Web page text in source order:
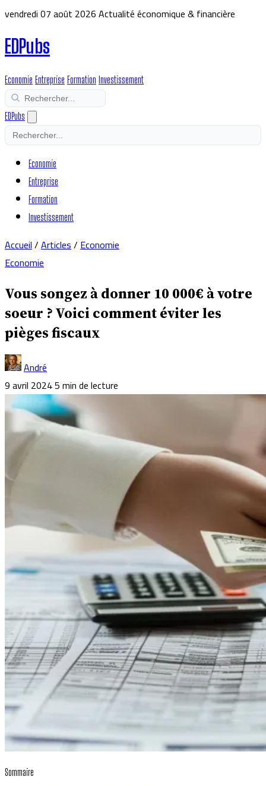
vendredi 07 août 2026Actualité économique & financière
EDPubs
Economie Entreprise Formation Investissement
EDPubs
Economie
Entreprise
Formation
Investissement
Accueil/Articles/Economie
Economie
Vous songez à donner 10 000€ à votre
soeur ? Voici comment éviter les
pièges fiscaux
André
9 avril 20245 min de lecture
Sommaire